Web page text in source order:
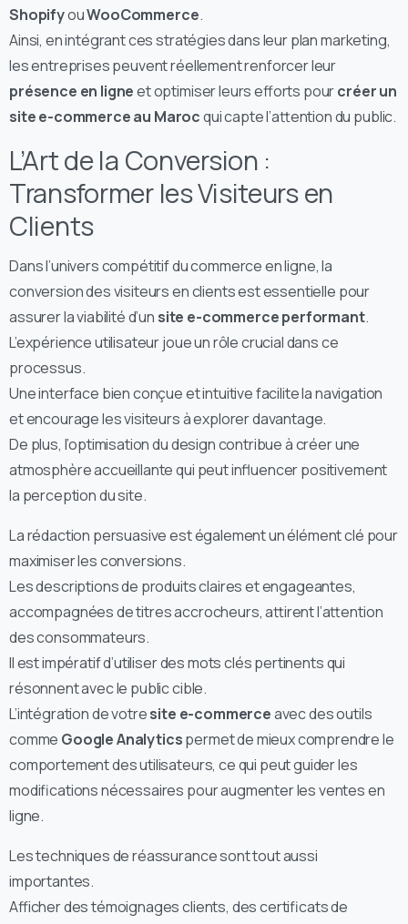
ShopifyouWooCommerce.
Ainsi, en intégrant ces stratégies dans leur plan marketing,
les entreprises peuvent réellement renforcer leur
présence en ligneet optimiser leurs efforts pourcréer un
site e-commerce au Marocqui capte l’attention du public.
L’Art de la Conversion :
Transformer les Visiteurs en
Clients
Dans l’univers compétitif du commerce en ligne, la
conversion des visiteurs en clients est essentielle pour
assurer la viabilité d’un site e-commerce performant.
L’expérience utilisateur joue un rôle crucial dans ce
processus.
Une interface bien conçue et intuitive facilite la navigation
et encourage les visiteurs à explorer davantage.
De plus, l’optimisation du design contribue à créer une
atmosphère accueillante qui peut influencer positivement
la perception du site.
La rédaction persuasive est également un élément clé pour
maximiser les conversions.
Les descriptions de produits claires et engageantes,
accompagnées de titres accrocheurs, attirent l’attention
des consommateurs.
Il est impératif d’utiliser des mots clés pertinents qui
résonnent avec le public cible.
L’intégration de votresite e-commerceavec des outils
comme Google Analyticspermet de mieux comprendre le
comportement des utilisateurs, ce qui peut guider les
modifications nécessaires pour augmenter les ventes en
ligne.
Les techniques de réassurance sont tout aussi
importantes.
Afficher des témoignages clients, des certificats de